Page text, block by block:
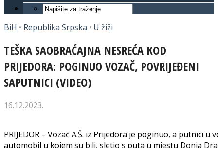
BiH • Republika Srpska • U žiži
TEŠKA SAOBRAĆAJNA NESREĆA KOD
PRIJEDORA: POGINUO VOZAČ, POVRIJEĐENI
SAPUTNICI (VIDEO)
16.12.2023.
PRIJEDOR – Vozač A.Š. iz Prijedora je poginuo, a putnici u
automobil u kojem su bili, sletio s puta u mjestu Donja